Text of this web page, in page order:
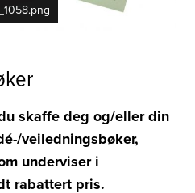
skaffe deg og/eller din
veiledningsbøker,
underviser i
rabattert pris.